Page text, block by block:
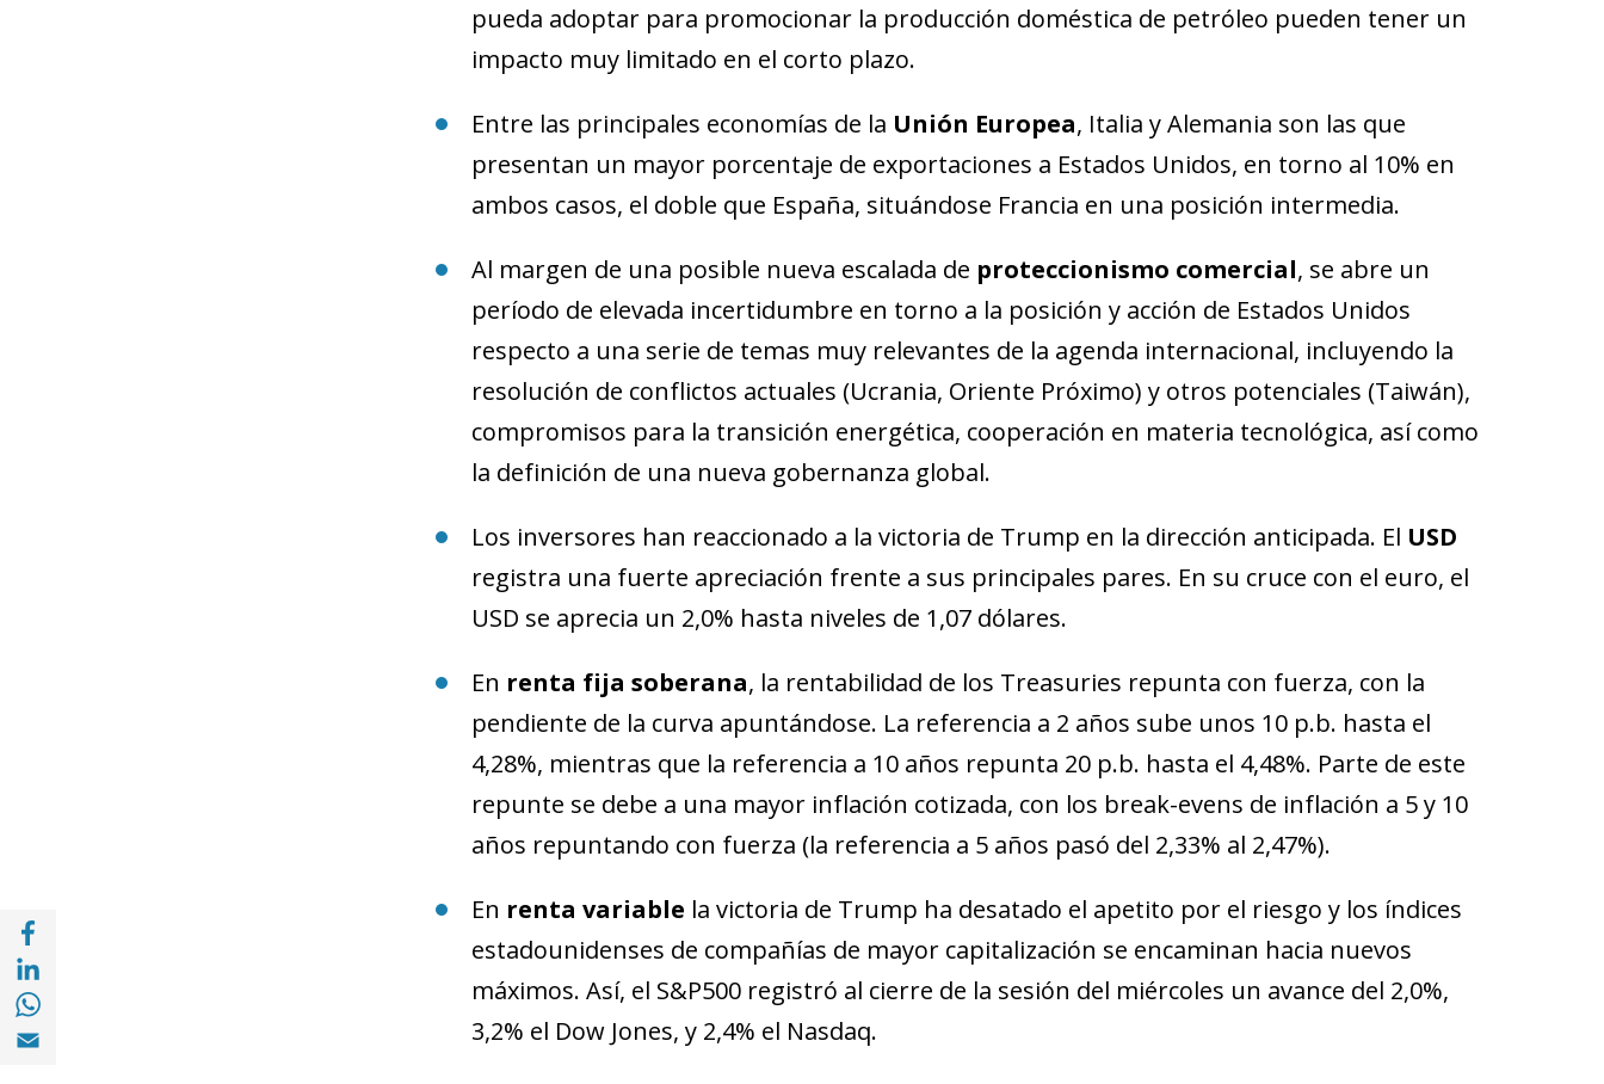
Compartir a Facebook (opens in a new window)
Compartir a with Linkedin (opens in a new window)
Compartir a with Whatsapp (opens in a new window)
Compartir a Email (opens in a new window)
pueda adoptar para promocionar la producción doméstica de petróleo pueden tener un
impacto muy limitado en el corto plazo.
Entre las principales economías de la Unión Europea, Italia y Alemania son las que
presentan un mayor porcentaje de exportaciones a Estados Unidos, en torno al 10% en
ambos casos, el doble que España, situándose Francia en una posición intermedia.
Al margen de una posible nueva escalada de proteccionismo comercial, se abre un
período de elevada incertidumbre en torno a la posición y acción de Estados Unidos
respecto a una serie de temas muy relevantes de la agenda internacional, incluyendo la
resolución de conflictos actuales (Ucrania, Oriente Próximo) y otros potenciales (Taiwán),
compromisos para la transición energética, cooperación en materia tecnológica, así como
la definición de una nueva gobernanza global.
Los inversores han reaccionado a la victoria de Trump en la dirección anticipada. El USD
registra una fuerte apreciación frente a sus principales pares. En su cruce con el euro, el
USD se aprecia un 2,0% hasta niveles de 1,07 dólares.
En renta fija soberana, la rentabilidad de los Treasuries repunta con fuerza, con la
pendiente de la curva apuntándose. La referencia a 2 años sube unos 10 p.b. hasta el
4,28%, mientras que la referencia a 10 años repunta 20 p.b. hasta el 4,48%. Parte de este
repunte se debe a una mayor inflación cotizada, con los break-evens de inflación a 5 y 10
años repuntando con fuerza (la referencia a 5 años pasó del 2,33% al 2,47%).
En renta variable la victoria de Trump ha desatado el apetito por el riesgo y los índices
estadounidenses de compañías de mayor capitalización se encaminan hacia nuevos
máximos. Así, el S&P500 registró al cierre de la sesión del miércoles un avance del 2,0%,
3,2% el Dow Jones, y 2,4% el Nasdaq.